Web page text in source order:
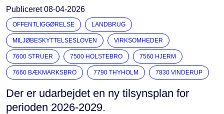
Publiceret08-04-2026
OFFENTLIGGØRELSE LANDBRUG
MILJØBESKYTTELSESLOVEN VIRKSOMHEDER
7600 STRUER 7500 HOLSTEBRO 7560 HJERM
7660 BÆKMARKSBRO 7790 THYHOLM 7830 VINDERUP
Der er udarbejdet en ny tilsynsplan for
perioden 2026-2029.